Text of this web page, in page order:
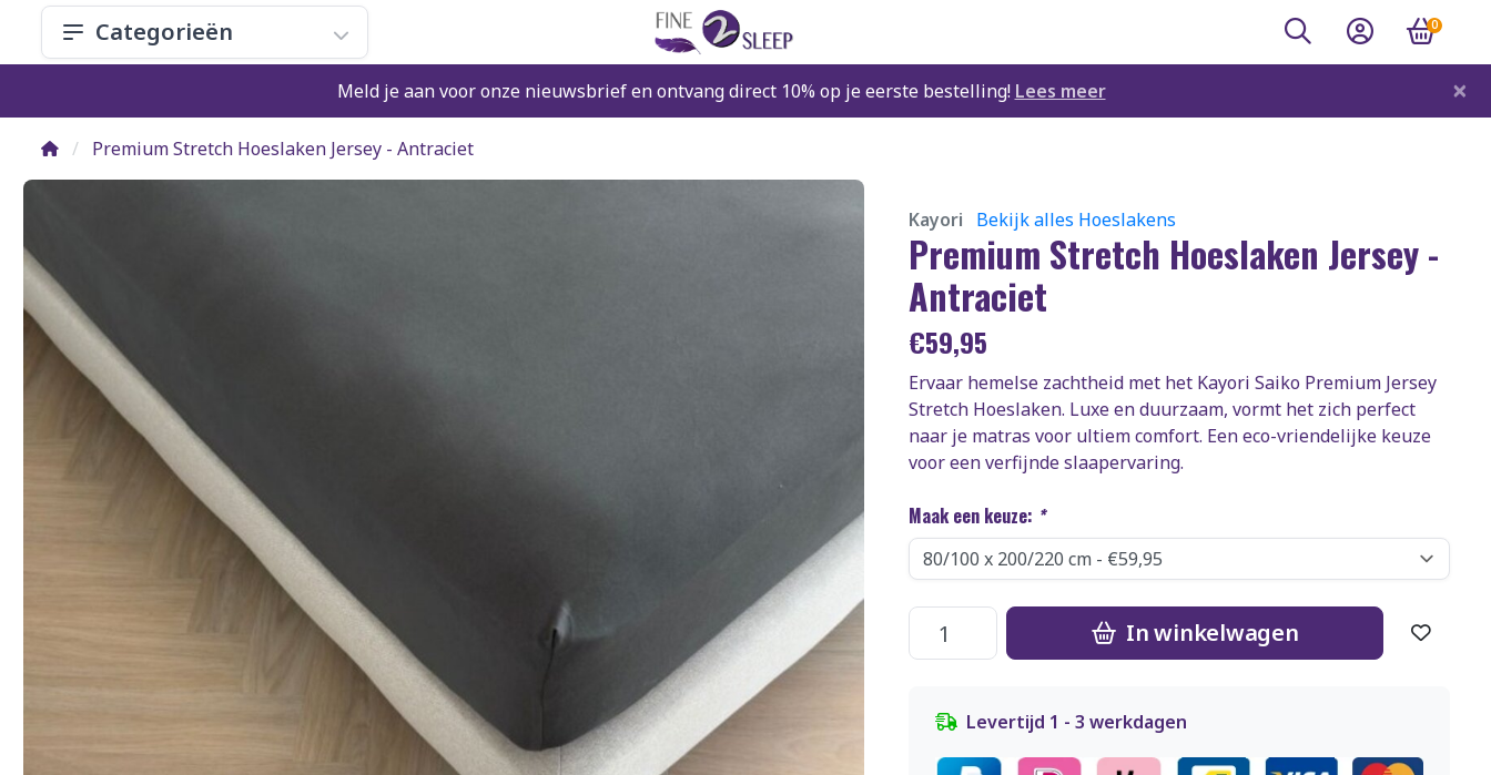
Categorieën 0
Meld je aan voor onze nieuwsbrief en ontvang direct 10% op je eerste bestelling! Lees meer ×
Premium Stretch Hoeslaken Jersey - Antraciet
Kayori Bekijk alles Hoeslakens
Premium Stretch Hoeslaken Jersey -
Antraciet
€59,95
Ervaar hemelse zachtheid met het Kayori Saiko Premium Jersey
Stretch Hoeslaken. Luxe en duurzaam, vormt het zich perfect
naar je matras voor ultiem comfort. Een eco-vriendelijke keuze
voor een verfijnde slaapervaring.
Maak een keuze: *
In winkelwagen
Levertijd 1 - 3 werkdagen